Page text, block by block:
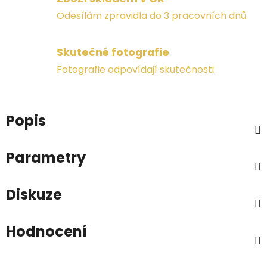
Odesílám zpravidla do 3 pracovních dnů.
Skutečné fotografie
Fotografie odpovídají skutečnosti.
Popis
Parametry
Diskuze
Hodnocení